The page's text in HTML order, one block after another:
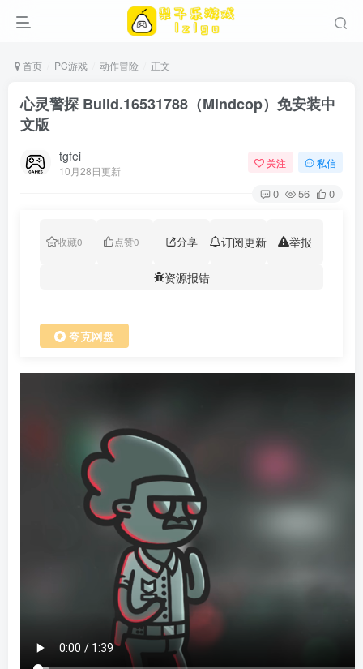
首页 PC游戏 动作冒险 正文
心灵警探 Build.16531788（Mindcop）免安装中
文版
tgfei
10月28日更新
关注 私信
0 56 0
收藏0 点赞0 分享 订阅更新 举报
资源报错
夸克网盘